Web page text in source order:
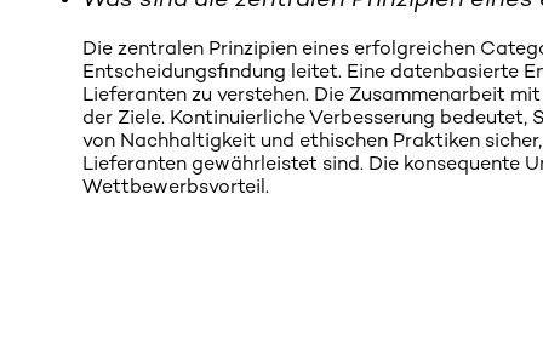
Die zentralen Prinzipien eines erfolgreichen
Entscheidungsfindung leitet. Eine datenbasierte
Lieferanten zu verstehen. Die Zusammenarbeit
der Ziele. Kontinuierliche Verbesserung
von Nachhaltigkeit und ethischen Praktiken
Lieferanten gewährleistet sind. Die konsequente
Wettbewerbsvorteil.